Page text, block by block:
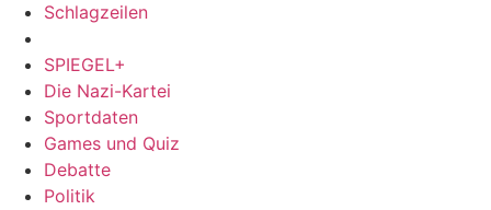
Schlagzeilen
SPIEGEL+
Die Nazi-Kartei
Sportdaten
Games und Quiz
Debatte
Politik